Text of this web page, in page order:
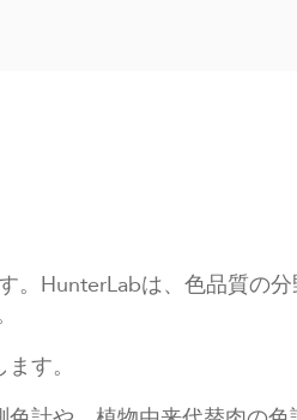
。HunterLabは、色品質の
す。